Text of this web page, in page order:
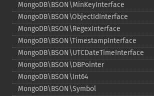
MongoDB\BSON\MinKeyInterface
MongoDB\BSON\ObjectIdInterface
MongoDB\BSON\RegexInterface
MongoDB\BSON\TimestampInterface
MongoDB\BSON\UTCDateTimeInterface
MongoDB\BSON\DBPointer
MongoDB\BSON\Int64
MongoDB\BSON\Symbol